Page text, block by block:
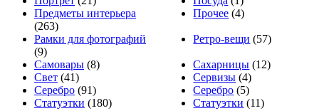
Предметы интерьера
(263)
Прочее (4)
Рамки для фотографий
(9)
Ретро-вещи (57)
Самовары (8) Сахарницы (12)
Свет (41) Сервизы (4)
Серебро (91) Серебро (5)
Статуэтки (180) Статуэтки (11)